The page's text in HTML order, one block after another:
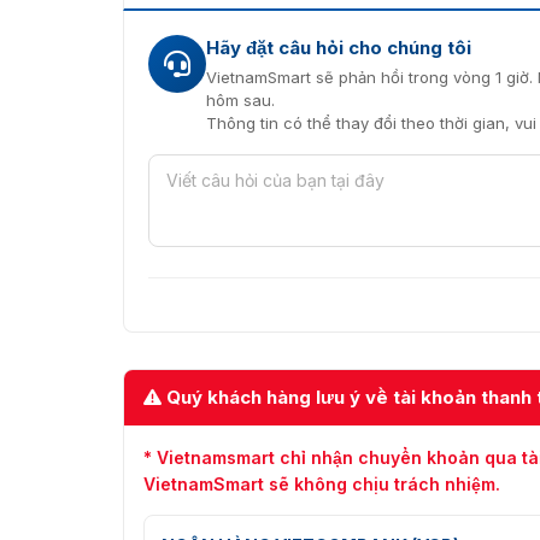
Ưu đãi khi mua module DS-
Module nhận dạng khuôn mặt cho cổng
trường và được nhiều đơn vị lựa chọn. Khi
Hikvision DS-K5671-W từ công ty
gồm phần mêm giải pháp kèm theo. Cùng
phẩm lên đến 12 tháng
Hãy đặt câu hỏi cho chúng tôi
VietnamSmart sẽ phản hồi trong vòng 1
hôm sau.
Thông tin có thể thay đổi theo thời gian,
Quý khách hàng lưu ý về tài khoản thanh
* Vietnamsmart chỉ nhận chuyển khoản qua
VietnamSmart sẽ không chịu trách nhiệm.